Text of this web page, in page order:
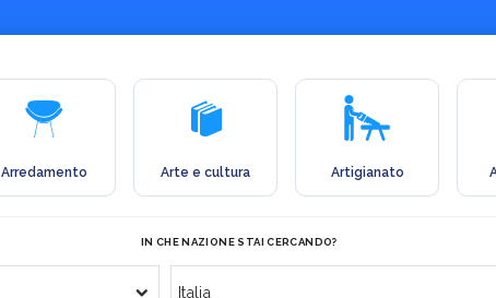
Arredamento Arte e cultura Artigianato
IN CHE NAZIONE STAI CERCANDO?